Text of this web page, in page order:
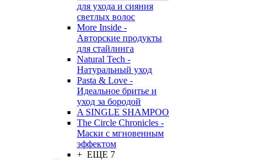
для ухода и сияния
светлых волос
More Inside -
Авторские продукты
для стайлинга
Natural Tech -
Натуральный уход
Pasta & Love -
Идеальное бритье и
уход за бородой
A SINGLE SHAMPOO
The Circle Chronicles -
Маски с мгновенным
эффектом
+ ЕЩЕ 7